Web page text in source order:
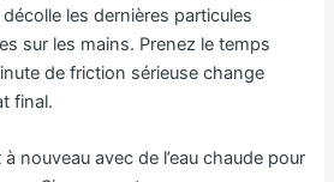
les dernières particules
sur les mains. Prenez le temps
de friction sérieuse change
final.
nouveau avec de l’eau chaude pour